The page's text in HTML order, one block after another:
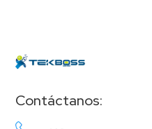
Contáctanos: